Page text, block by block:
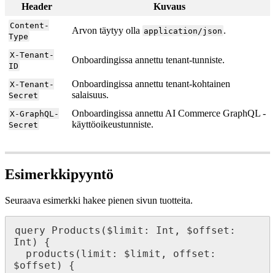
Header Kuvaus
Content-
Type
Arvon täytyy olla application/json .
X-Tenant-
ID
Onboardingissa annettu tenant-tunniste.
X-Tenant-
Secret
Onboardingissa annettu tenant-kohtainen
salaisuus.
X-GraphQL-
Secret
Onboardingissa annettu AI Commerce GraphQL -
käyttöoikeustunniste.
Esimerkkipyyntö
Seuraava esimerkki hakee pienen sivun tuotteita.
query Products($limit: Int, $offset:
Int) {
$offset) {